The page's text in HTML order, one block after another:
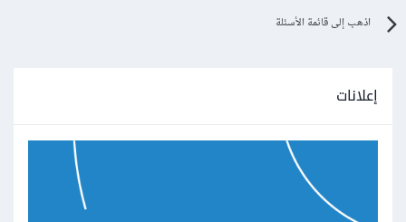
اذهب إلى قائمة الأسئلة
إعلانات